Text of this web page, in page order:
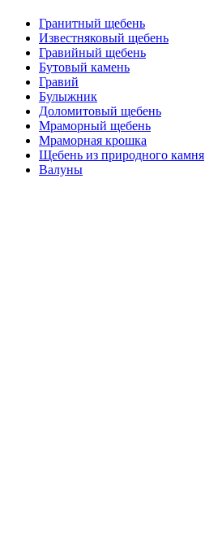
Гранитный щебень
Известняковый щебень
Гравийный щебень
Бутовый камень
Гравий
Булыжник
Доломитовый щебень
Мраморный щебень
Мраморная крошка
Щебень из природного камня
Валуны